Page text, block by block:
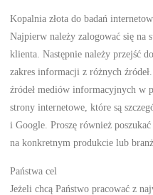
Kopalnia złota do badań
Najpierw należy zalogować się na
klienta. Następnie należy przejść
zakres informacji z różnych
źródeł mediów informacyjnych
strony internetowe, które są
i Google. Proszę również
na konkretnym produkcie lub
Państwa cel
Jeżeli chcą Państwo pracować z